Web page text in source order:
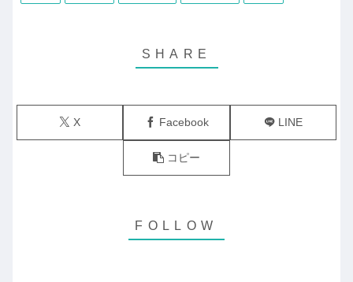
X Facebook LINE
コピー